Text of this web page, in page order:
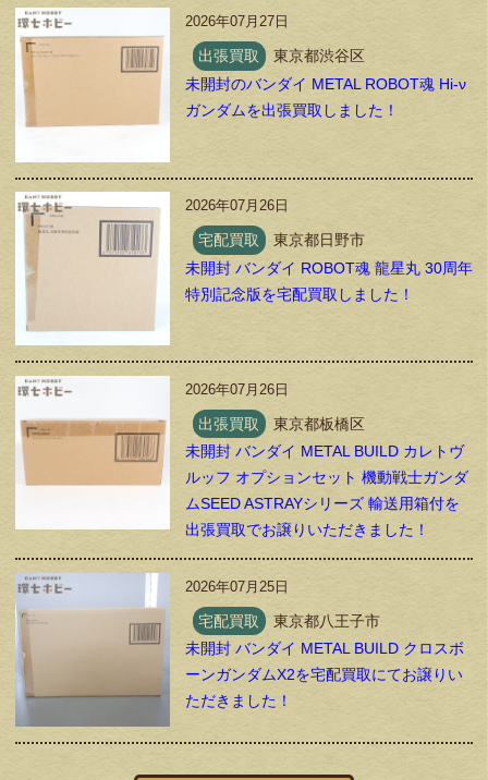
2026年07月27日
出張買取
東京都渋谷区
未開封のバンダイ METAL ROBOT魂 Hi-ν
ガンダムを出張買取しました！
2026年07月26日
宅配買取
東京都日野市
未開封 バンダイ ROBOT魂 龍星丸 30周年
特別記念版を宅配買取しました！
2026年07月26日
出張買取
東京都板橋区
未開封 バンダイ METAL BUILD カレトヴ
ルッフ オプションセット 機動戦士ガンダ
ムSEED ASTRAYシリーズ 輸送用箱付を
出張買取でお譲りいただきました！
2026年07月25日
宅配買取
東京都八王子市
未開封 バンダイ METAL BUILD クロスボ
ーンガンダムX2を宅配買取にてお譲りい
ただきました！